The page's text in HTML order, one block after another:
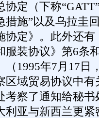
协定（下称
措施”以及乌拉圭
协定》。此外还
服装协议》第6条
（1995年7月17日
区域贸易协议中
考察了通知给秘
利亚与新西兰更